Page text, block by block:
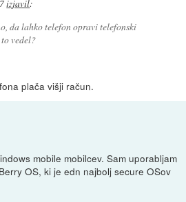
izjavil:
da lahko telefon opravi telefonski
vedel?
plača višji račun.
mobile mobilcev. Sam uporabljam
OS, ki je edn najbolj secure OSov